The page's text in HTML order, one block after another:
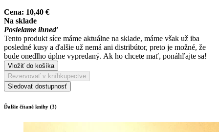
Cena: 10,40 €
Na sklade
Posielame ihneď
Tento produkt síce máme aktuálne na sklade, máme však už iba
posledné kusy a ďalšie už nemá ani distribútor, preto je možné, že
bude onedlho úplne vypredaný. Ak ho chcete mať, ponáhľajte sa!
Vložiť do košíka
Rezervovať v kníhkupectve
Sledovať dostupnosť
Ďalšie čítané knihy (3)